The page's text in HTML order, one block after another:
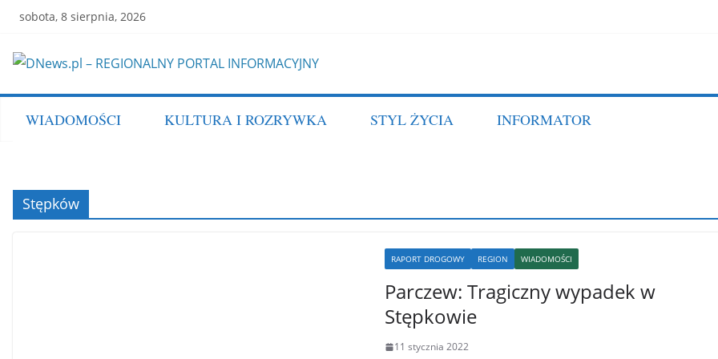
Skip
content
sobota, 8 sierpnia, 2026
WIADOMOŚCI KULTURA I ROZRYWKA STYL ŻYCIA INFORMATOR
Stępków
RAPORT DROGOWY REGION WIADOMOŚCI
Parczew: Tragiczny wypadek w
Stępkowie
11 stycznia 2022